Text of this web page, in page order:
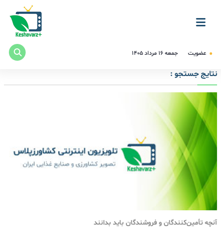
عضویت جمعه ۱۶ مرداد ۱۴۰۵
نتایج جستجو :
آنچه تأمین‌کنندگان و فروشندگان باید بدانند